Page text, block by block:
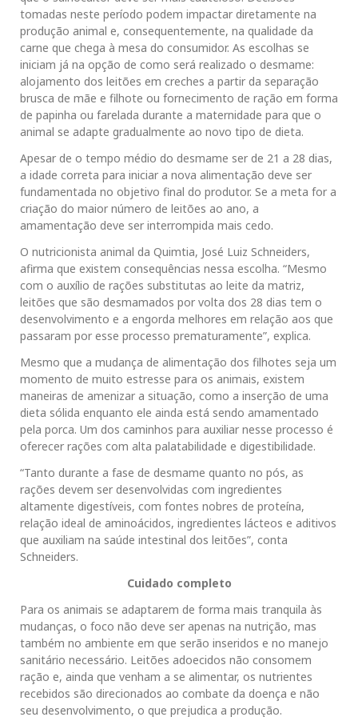
tomadas neste período podem impactar diretamente na
produção animal e, consequentemente, na qualidade da
carne que chega à mesa do consumidor. As escolhas se
iniciam já na opção de como será realizado o desmame:
alojamento dos leitões em creches a partir da separação
brusca de mãe e filhote ou fornecimento de ração em forma
de papinha ou farelada durante a maternidade para que o
animal se adapte gradualmente ao novo tipo de dieta.
Apesar de o tempo médio do desmame ser de 21 a 28 dias,
a idade correta para iniciar a nova alimentação deve ser
fundamentada no objetivo final do produtor. Se a meta for a
criação do maior número de leitões ao ano, a
amamentação deve ser interrompida mais cedo.
O nutricionista animal da Quimtia, José Luiz Schneiders,
afirma que existem consequências nessa escolha. “Mesmo
com o auxílio de rações substitutas ao leite da matriz,
leitões que são desmamados por volta dos 28 dias tem o
desenvolvimento e a engorda melhores em relação aos que
passaram por esse processo prematuramente”, explica.
Mesmo que a mudança de alimentação dos filhotes seja um
momento de muito estresse para os animais, existem
maneiras de amenizar a situação, como a inserção de uma
dieta sólida enquanto ele ainda está sendo amamentado
pela porca. Um dos caminhos para auxiliar nesse processo é
oferecer rações com alta palatabilidade e digestibilidade.
“Tanto durante a fase de desmame quanto no pós, as
rações devem ser desenvolvidas com ingredientes
altamente digestíveis, com fontes nobres de proteína,
relação ideal de aminoácidos, ingredientes lácteos e aditivos
que auxiliam na saúde intestinal dos leitões”, conta
Schneiders.
Cuidado completo
Para os animais se adaptarem de forma mais tranquila às
mudanças, o foco não deve ser apenas na nutrição, mas
também no ambiente em que serão inseridos e no manejo
sanitário necessário. Leitões adoecidos não consomem
ração e, ainda que venham a se alimentar, os nutrientes
recebidos são direcionados ao combate da doença e não
seu desenvolvimento, o que prejudica a produção.